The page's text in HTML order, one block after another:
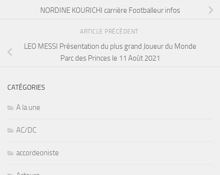
NORDINE KOURICHI carrière Footballeur infos
ARTICLE PRÉCÉDENT
LEO MESSI Présentation du plus grand Joueur du Monde
Parc des Princes le 11 Août 2021
CATÉGORIES
A la une
AC/DC
accordeoniste